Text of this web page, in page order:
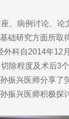
、病例讨论、论
研究方面所取
科自2014年12
除程度及术后3
振兴医师分享
振兴医师积极